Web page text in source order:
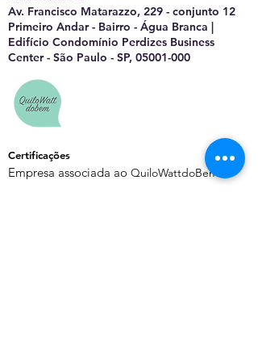
Av. Francisco Matarazzo, 229 - conjunto 12
Primeiro Andar - Bairro - Água Branca |
Edifício Condomínio Perdizes Business
Center - São Paulo - SP, 05001-000
Certificações
Empresa associada ao QuiloWattdoBem